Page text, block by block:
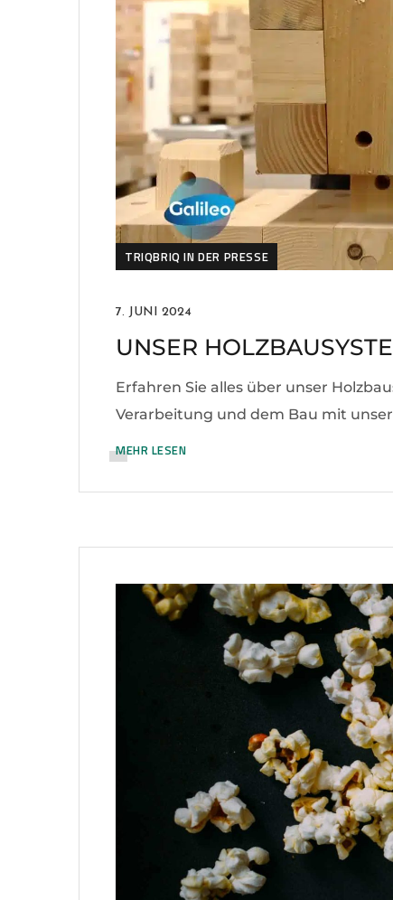
TRIQBRIQ IN DER PRESSE
7. JUNI 2024
UNSER
Erfahren Sie alles über unser
Verarbeitung und dem Bau mit
MEHR LESEN